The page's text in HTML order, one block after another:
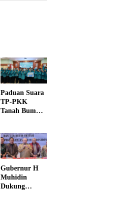
Paduan Suara
TP-PKK
Tanah Bumbu
Provinsi Kalsel
Gubernur H
Muhidin
Dukung